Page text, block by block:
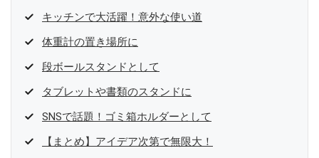
キッチンで大活躍！意外な使い道
体重計の置き場所に
段ボールスタンドとして
タブレットや書類のスタンドに
SNSで話題！ゴミ箱ホルダーとして
【まとめ】アイデア次第で無限大！